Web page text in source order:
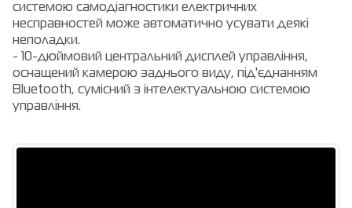
системою самодіагностики електричних
несправностей може автоматично усувати деякі
неполадки.
- 10-дюймовий центральний дисплей управління,
оснащений камерою заднього виду, під'єднанням
Bluetooth, сумісний з інтелектуальною системою
управління.